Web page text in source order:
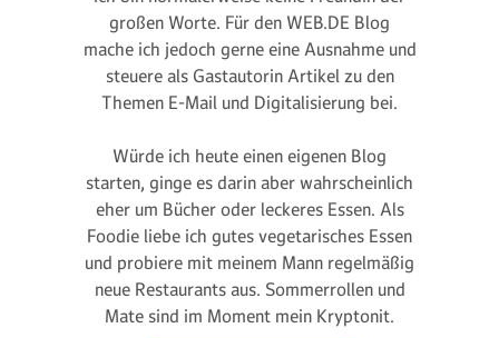
großen Worte. Für den WEB.DE Blog
mache ich jedoch gerne eine Ausnahme und
steuere als Gastautorin Artikel zu den
Themen E-Mail und Digitalisierung bei.
Würde ich heute einen eigenen Blog
starten, ginge es darin aber wahrscheinlich
eher um Bücher oder leckeres Essen. Als
Foodie liebe ich gutes vegetarisches Essen
und probiere mit meinem Mann regelmäßig
neue Restaurants aus. Sommerrollen und
Mate sind im Moment mein Kryptonit.